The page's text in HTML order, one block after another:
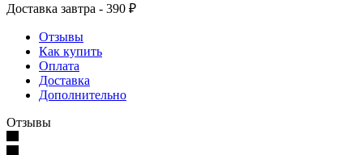
Доставка завтра - 390 ₽
Отзывы
Как купить
Оплата
Доставка
Дополнительно
Отзывы